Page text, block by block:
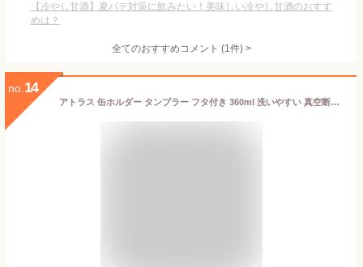
【冷やし甘酒】夏バテ対策に飲みたい！美味しい冷やし甘酒のおすす
めは？
全てのおすすめコメント (1件) >
no. 14
アトラス 缶ホルダー タンブラー フタ付き 360ml 洗いやすい 真空断熱 保冷 保温 アウトドア 350ml缶用 ブラック 3way WENS PRODUCTS A3WAY-351BK